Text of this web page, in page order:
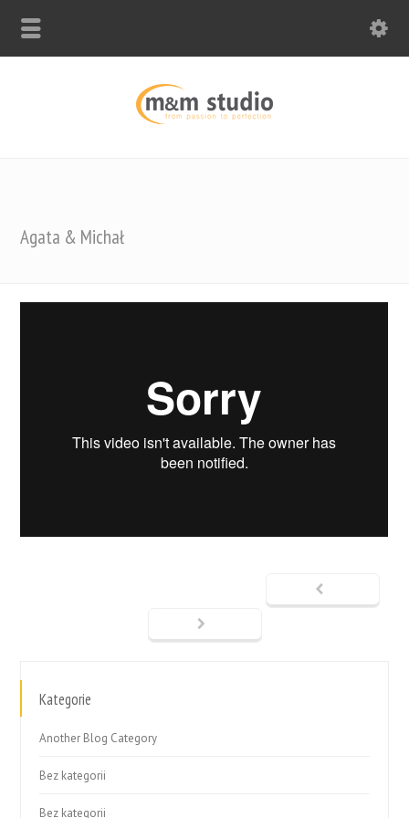
Agata & Michał
Kategorie
Another Blog Category
Bez kategorii
Bez kategorii